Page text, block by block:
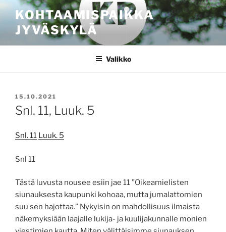
sisältöönKOHTAAMISPAIKKA
JYVÄSKYLÄ
Valikko
JULKAISTU
15.10.2021
Snl. 11, Luuk. 5
Snl. 11 Luuk. 5
Snl 11
Tästä luvusta nousee esiin jae 11 ”Oikeamielisten
siunauksesta kaupunki kohoaa, mutta jumalattomien
suu sen hajottaa.” Nykyisin on mahdollisuus ilmaista
näkemyksiään laajalle lukija- ja kuulijakunnalle monien